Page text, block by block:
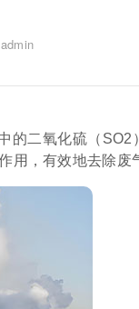
的二氧化硫（
，有效地去除废